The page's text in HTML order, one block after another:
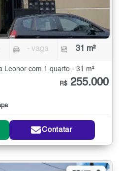
- vaga 31 m²
Leonor com 1 quarto - 31 m²
R$ 255.000
Contatar